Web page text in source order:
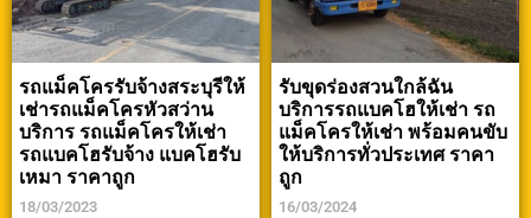
รถแม็คโครรับจ้างสระบุรีให้
เช่ารถแม็คโครหัวสว่าน
บริการ รถแม็คโครให้เช่า
รถแบคโฮรับจ้าง แบคโฮรับ
เหมา ราคาถูก
18/03/2023
รับขุดร่องสวนใกล้ฉัน
บริการรถแบคโฮให้เช่า รถ
แม็คโครให้เช่า พร้อมคนขับ
ให้บริการทั่วประเทศ ราคา
ถูก
16/03/2024